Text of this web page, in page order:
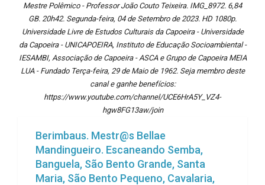
Mestre Polêmico - Professor João Couto Teixeira. IMG_8972. 6,84
GB. 20h42. Segunda-feira, 04 de Setembro de 2023. HD 1080p.
Universidade Livre de Estudos Culturais da Capoeira - Universidade
da Capoeira - UNICAPOEIRA, Instituto de Educação Socioambiental -
IESAMBI, Associação de Capoeira - ASCA e Grupo de Capoeira MEIA
LUA - Fundado Terça-feira, 29 de Maio de 1962. Seja membro deste
canal e ganhe benefícios:
https://www.youtube.com/channel/UCE6HrA5Y_VZ4-
hgw8FG13aw/join
Berimbaus. Mestr@s Bellae
Mandingueiro. Escaneando Semba,
Banguela, São Bento Grande, Santa
Maria, São Bento Pequeno, Cavalaria,